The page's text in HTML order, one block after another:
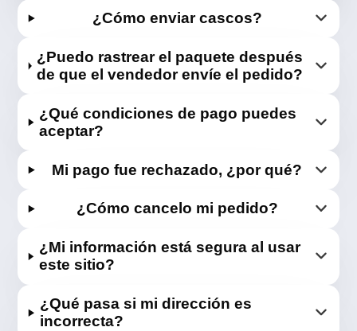
¿Cómo enviar cascos?
¿Puedo rastrear el paquete después
de que el vendedor envíe el pedido?
¿Qué condiciones de pago puedes
aceptar?
Mi pago fue rechazado, ¿por qué?
¿Cómo cancelo mi pedido?
¿Mi información está segura al usar
este sitio?
¿Qué pasa si mi dirección es
incorrecta?